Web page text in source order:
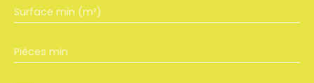
Surface min (m²)
Pièces min